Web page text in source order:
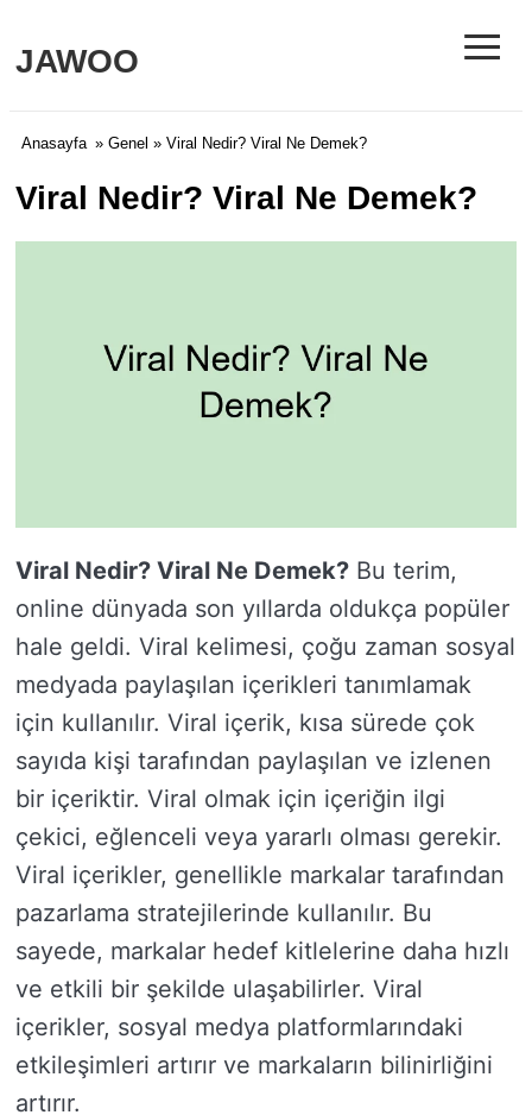
JAWOO ≡
Anasayfa » Genel » Viral Nedir? Viral Ne Demek?
Viral Nedir? Viral Ne Demek?
Viral Nedir? Viral Ne Demek? Bu terim,
online dünyada son yıllarda oldukça popüler
hale geldi. Viral kelimesi, çoğu zaman sosyal
medyada paylaşılan içerikleri tanımlamak
için kullanılır. Viral içerik, kısa sürede çok
sayıda kişi tarafından paylaşılan ve izlenen
bir içeriktir. Viral olmak için içeriğin ilgi
çekici, eğlenceli veya yararlı olması gerekir.
Viral içerikler, genellikle markalar tarafından
pazarlama stratejilerinde kullanılır. Bu
sayede, markalar hedef kitlelerine daha hızlı
ve etkili bir şekilde ulaşabilirler. Viral
içerikler, sosyal medya platformlarındaki
etkileşimleri artırır ve markaların bilinirliğini
artırır.